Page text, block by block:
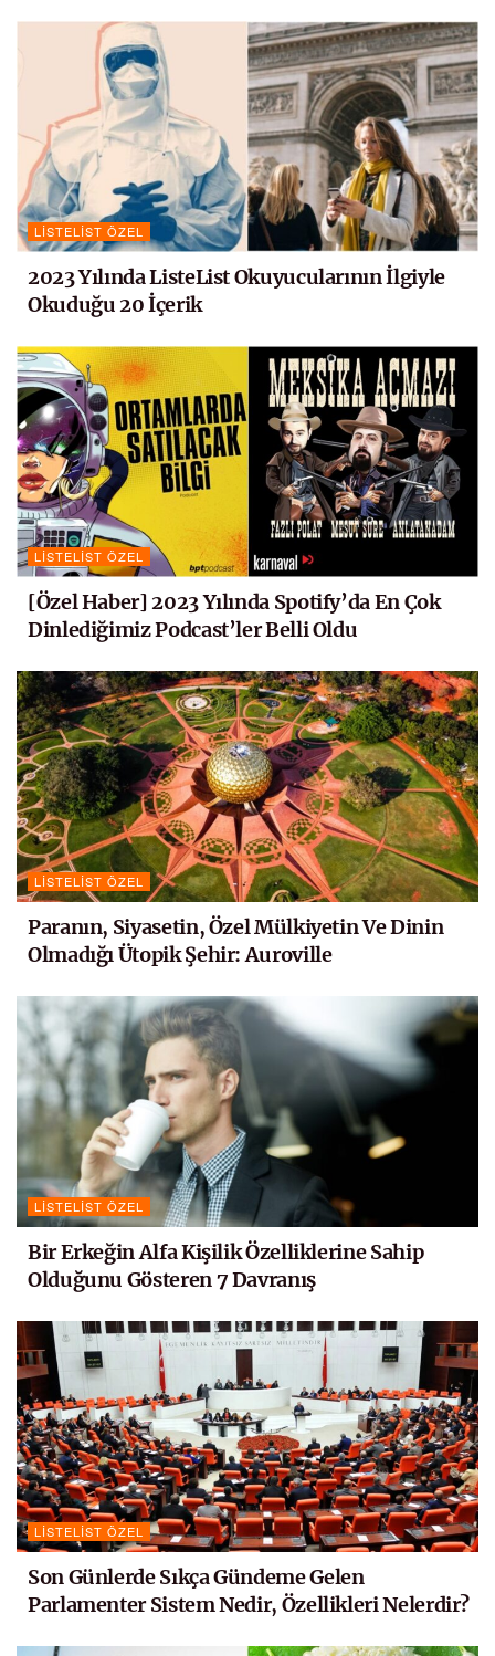
LISTELIST ÖZEL
2023 Yılında ListeList Okuyucularının İlgiyle
Okuduğu 20 İçerik
LISTELIST ÖZEL
[Özel Haber] 2023 Yılında Spotify’da En Çok
Dinlediğimiz Podcast’ler Belli Oldu
LISTELIST ÖZEL
Paranın, Siyasetin, Özel Mülkiyetin Ve Dinin
Olmadığı Ütopik Şehir: Auroville
LISTELIST ÖZEL
Bir Erkeğin Alfa Kişilik Özelliklerine Sahip
Olduğunu Gösteren 7 Davranış
LISTELIST ÖZEL
Son Günlerde Sıkça Gündeme Gelen
Parlamenter Sistem Nedir, Özellikleri Nelerdir?